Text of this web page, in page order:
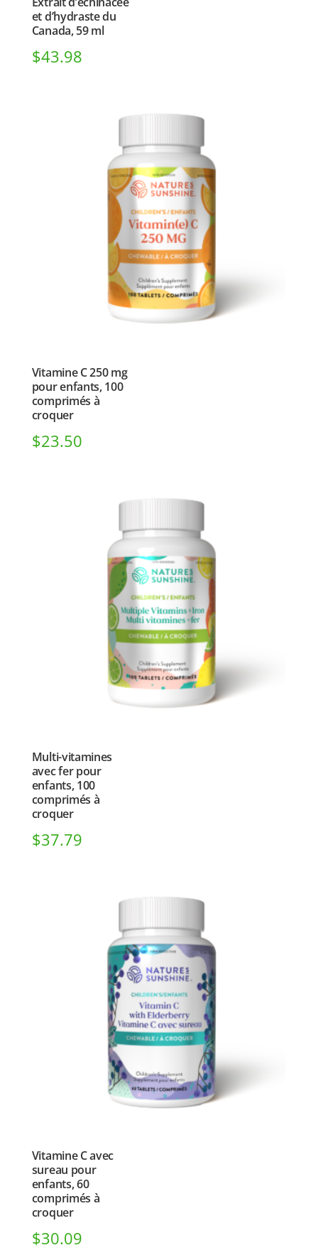
et d’hydraste du
Canada, 59 ml
$43.98
Vitamine C 250 mg
pour enfants, 100
comprimés à
croquer
$23.50
Multi-vitamines
avec fer pour
enfants, 100
comprimés à
croquer
$37.79
Vitamine C avec
sureau pour
enfants, 60
comprimés à
croquer
$30.09